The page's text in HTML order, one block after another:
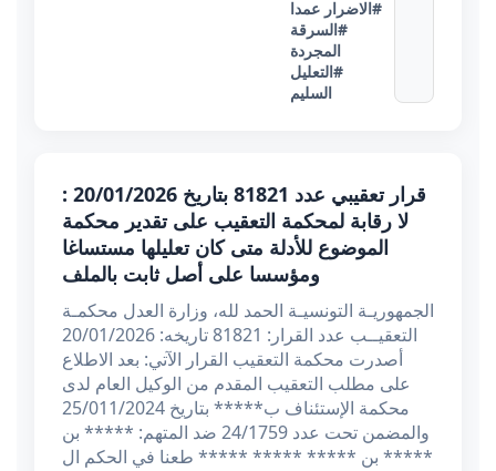
#الاضرار عمدا
#السرقة
المجردة
#التعليل
السليم
قرار تعقيبي عدد 81821 بتاريخ 20/01/2026 :
لا رقابة لمحكمة التعقيب على تقدير محكمة
الموضوع للأدلة متى كان تعليلها مستساغا
ومؤسسا على أصل ثابت بالملف
الجمهوريـة التونسيـة الحمد لله، وزارة العدل محكمـة
التعقيــب عدد القرار: 81821 تاريخه: 20/01/2026
أصدرت محكمة التعقيب القرار الآتي: بعد الاطلاع
على مطلب التعقيب المقدم من الوكيل العام لدى
محكمة الإستئناف ب***** بتاريخ 25/011/2024
والمضمن تحت عدد 24/1759 ضد المتهم: ***** بن
***** بن ***** ***** ***** طعنا في الحكم ال